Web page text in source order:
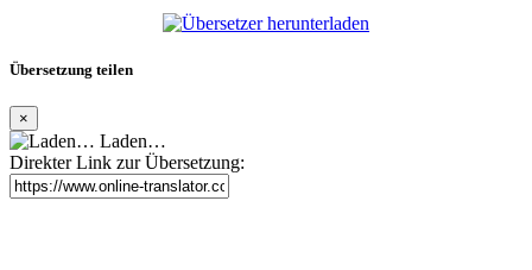
Übersetzung teilen
×
Laden…
Direkter Link zur Übersetzung: